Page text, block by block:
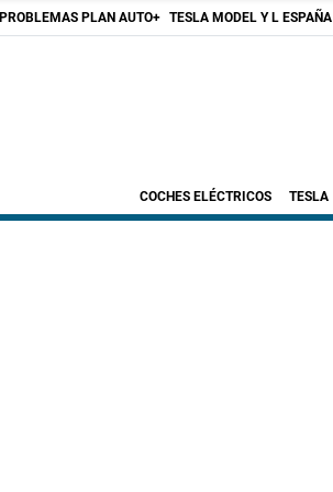
PROBLEMAS PLAN AUTO+ TESLA MODEL Y L ESPAÑA
COCHES ELÉCTRICOS TESLA